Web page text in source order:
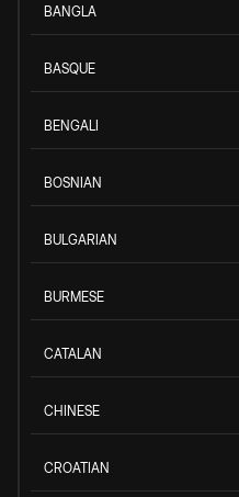
BANGLA
BASQUE
BENGALI
BOSNIAN
BULGARIAN
BURMESE
CATALAN
CHINESE
CROATIAN